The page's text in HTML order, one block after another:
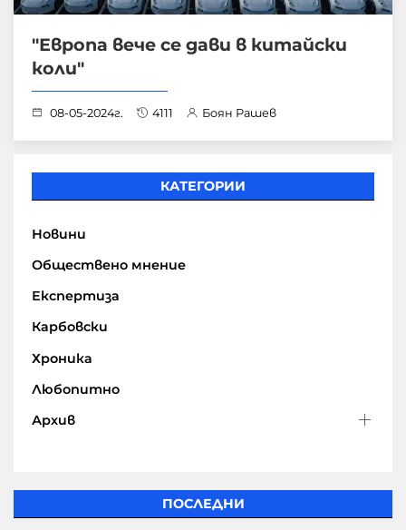
"Европа вече се дави в китайски
коли"
08-05-2024г. 4111 Боян Рашев
КАТЕГОРИИ
Новини
Обществено мнение
Експертиза
Карбовски
Хроника
Любопитно
Архив
ПОСЛЕДНИ